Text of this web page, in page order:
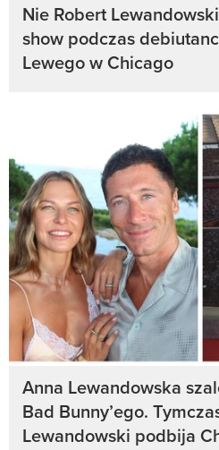
Nie Robert
show podczas
Lewego w Chicago
Anna Lewandowska
Bad Bunny’ego.
Lewandowski podbija